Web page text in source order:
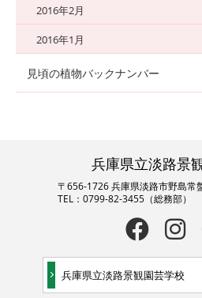
2016年2月
2016年1月
見頃の植物バックナンバー
兵庫県立淡路景
〒656-1726 兵庫県淡路市野島常
TEL：0799-82-3455（総務部）
兵庫県立淡路景観園芸学校